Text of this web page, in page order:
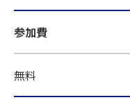
参加費
無料